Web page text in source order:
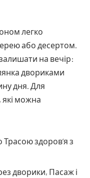
легко
або десертом.
на вечір:
двориками
дня. Для
які можна
здоров’я з
дворики, Пасаж і